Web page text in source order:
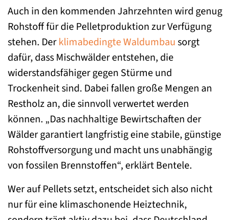
Auch in den kommenden Jahrzehnten wird genug
Rohstoff für die Pelletproduktion zur Verfügung
stehen. Derklimabedingte Waldumbausorgt
dafür, dass Mischwälder entstehen, die
widerstandsfähiger gegen Stürme und
Trockenheit sind. Dabei fallen große Mengen an
Restholz an, die sinnvoll verwertet werden
können. „Das nachhaltige Bewirtschaften der
Wälder garantiert langfristig eine stabile, günstige
Rohstoffversorgung und macht uns unabhängig
von fossilen Brennstoffen“, erklärt Bentele.
Wer auf Pellets setzt, entscheidet sich also nicht
nur für eine klimaschonende Heiztechnik,